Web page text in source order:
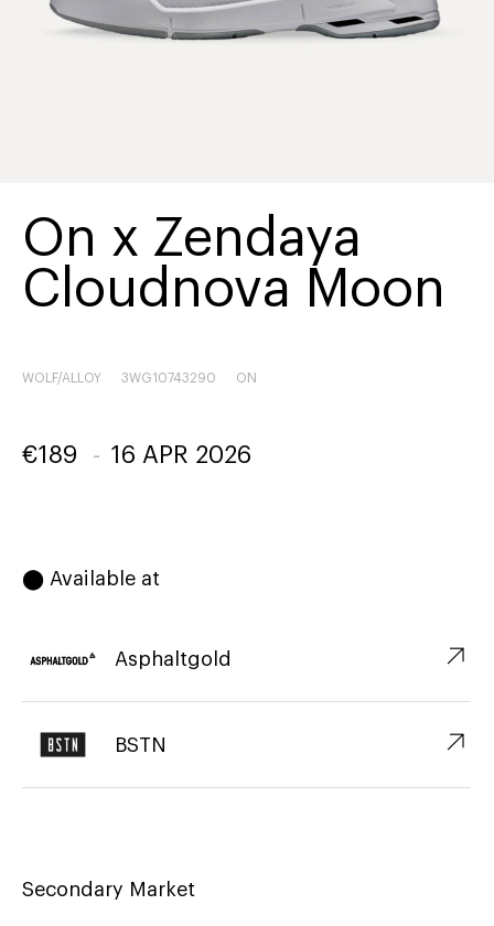
On x Zendaya
Cloudnova Moon
WOLF/ALLOY 3WG10743290 ON
€189 - 16 APR 2026
⬤ Available at
Asphaltgold ↗︎
BSTN ↗︎
Secondary Market